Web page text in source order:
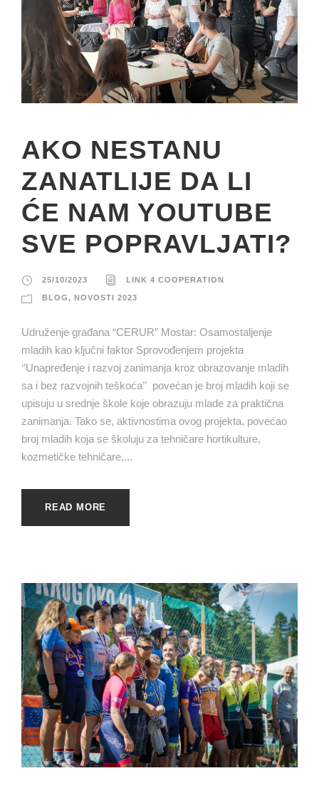
AKO NESTANU
ZANATLIJE DA LI
ĆE NAM YOUTUBE
SVE POPRAVLJATI?
25/10/2023 LINK 4 COOPERATION
BLOG, NOVOSTI 2023
Udruženje građana “CERUR” Mostar: Osamostaljenje
mladih kao ključni faktor Sprovođenjem projekta
‘’Unapređenje i razvoj zanimanja kroz obrazovanje mladih
sa i bez razvojnih teškoća’’ povećan je broj mladih koji se
upisuju u srednje škole koje obrazuju mlade za praktična
zanimanja. Tako se, aktivnostima ovog projekta, povećao
broj mladih koja se školuju za tehničare hortikulture,
kozmetičke tehničare,...
READ MORE